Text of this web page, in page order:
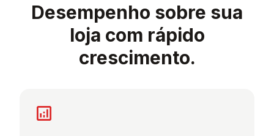
Desempenho sobre sua
loja com rápido
crescimento.